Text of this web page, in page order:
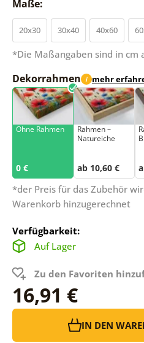
Maße:
20x30 30x40 40x60
*Die Maßangaben sind in cm
Dekorrahmen i mehr
Ohne Rahmen
0 €
Rahmen –
Natureiche
ab 10,60 €
*der Preis für das Zubehör
Warenkorb hinzugerechnet
Verfügbarkeit:
Auf Lager
Zu den Favoriten
16,91 €
IN DEN